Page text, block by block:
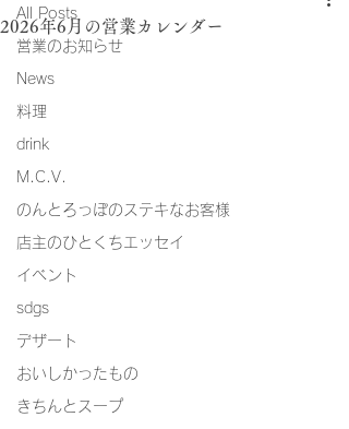
All Posts
営業のお知らせ
News
料理
drink
M.C.V.
のんとろっぽのステキなお客様
店主のひとくちエッセイ
イベント
sdgs
デザート
おいしかったもの
きちんとスープ
2026年6月の営業カレンダー